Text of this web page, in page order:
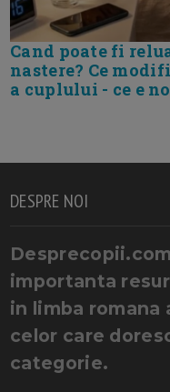
Cand poate fi
nastere? Ce
a cuplului - ce e
DESPRE NOI
importanta
in limba
celor care
categorie.